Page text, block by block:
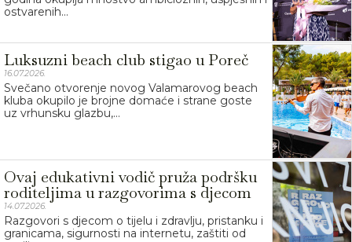
ostvarenih...
Luksuzni beach club stigao u Poreč
16.07.2026.
Svečano otvorenje novog Valamarovog beach
kluba okupilo je brojne domaće i strane goste
uz vrhunsku glazbu,...
Ovaj edukativni vodič pruža podršku
roditeljima u razgovorima s djecom
14.07.2026.
Razgovori s djecom o tijelu i zdravlju, pristanku i
granicama, sigurnosti na internetu, zaštiti od